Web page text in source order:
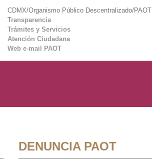
CDMX/Organismo Público Descentralizado/PAOT
Transparencia
Trámites y Servicios
Atención Ciudadana
Web e-mail PAOT
DENUNCIA PAOT